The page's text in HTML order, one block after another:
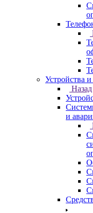
Устройства и
Назад
и